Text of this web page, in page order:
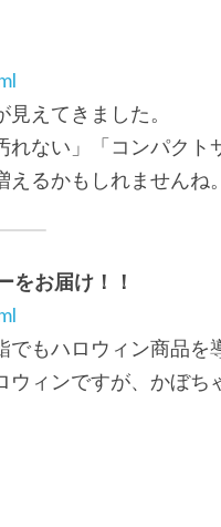
えてきました。
ない」「コンパクト
るかもしれませんね。
をお届け！！
もハロウィン商品を
ィンですが、かぼち